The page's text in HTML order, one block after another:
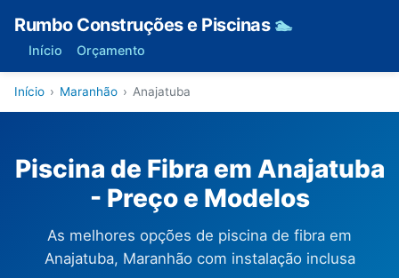
Rumbo Construções e Piscinas 🏊
Início Orçamento
Início › Maranhão › Anajatuba
Piscina de Fibra em Anajatuba
- Preço e Modelos
As melhores opções de piscina de fibra em
Anajatuba, Maranhão com instalação inclusa